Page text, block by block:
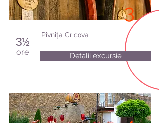
3
3½
ore
Pivnița Cricova
Detalii excursie